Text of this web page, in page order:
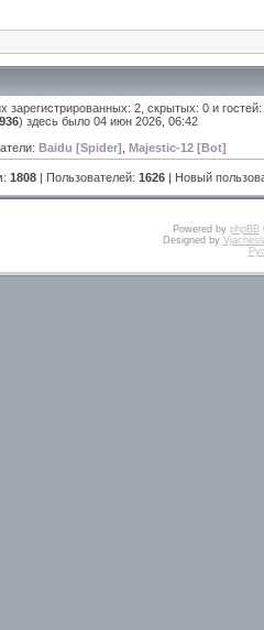
зарегистрированных: 2, скрытых: 0 и
) здесь было 04 июн 2026, 06:42
Baidu [Spider] Majestic-12 [Bot]
1808 | Пользователей: 1626 | Новый
Powered by phpBB
Designed by